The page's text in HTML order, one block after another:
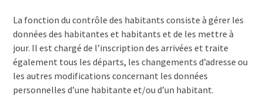
La fonction du contrôle des habitants consiste à gérer les
données des habitantes et habitants et de les mettre à
jour. Il est chargé de l’inscription des arrivées et traite
également tous les départs, les changements d’adresse ou
les autres modifications concernant les données
personnelles d’une habitante et/ou d’un habitant.